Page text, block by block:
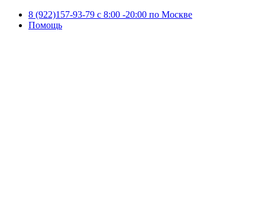
8 (922)157-93-79 c 8:00 -20:00 по Москве
Помощь